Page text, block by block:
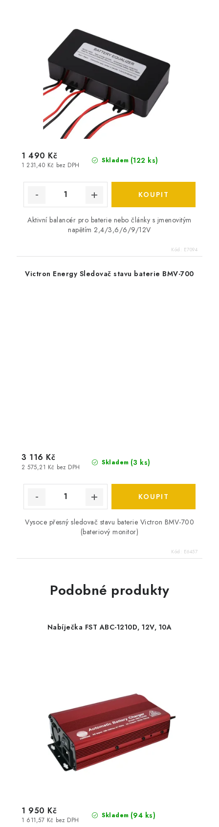
Skladem (122 ks)
1 231,40 Kč bez DPH
1 490 Kč
Aktivní balancér pro baterie nebo články s jmenovitým
napětím 2,4/3,6/6/9/12V
Kód: E7094
Victron Energy Sledovač stavu baterie BMV-700
Skladem (3 ks)
2 575,21 Kč bez DPH
3 116 Kč
Vysoce přesný sledovač stavu baterie Victron BMV-700
(bateriový monitor)
Kód: E6457
Podobné produkty
Nabíječka FST ABC-1210D, 12V, 10A
Skladem (94 ks)
1 611,57 Kč bez DPH
1 950 Kč